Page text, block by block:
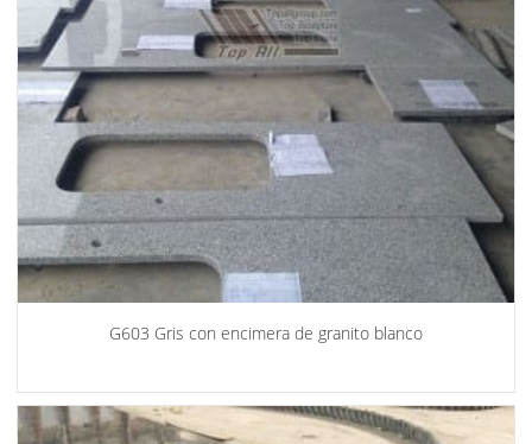
G603 Gris con encimera de granito blanco